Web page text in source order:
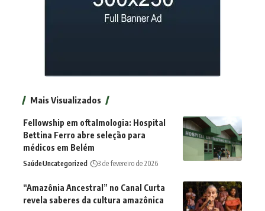
Mais Visualizados
Fellowship em oftalmologia: Hospital
Bettina Ferro abre seleção para
médicos em Belém
SaúdeUncategorized 3 de fevereiro de 2026
“Amazônia Ancestral” no Canal Curta
revela saberes da cultura amazônica